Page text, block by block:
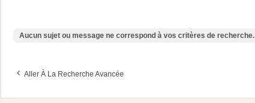
Aucun sujet ou message ne correspond à vos critères de recherche.
Aller À La Recherche Avancée